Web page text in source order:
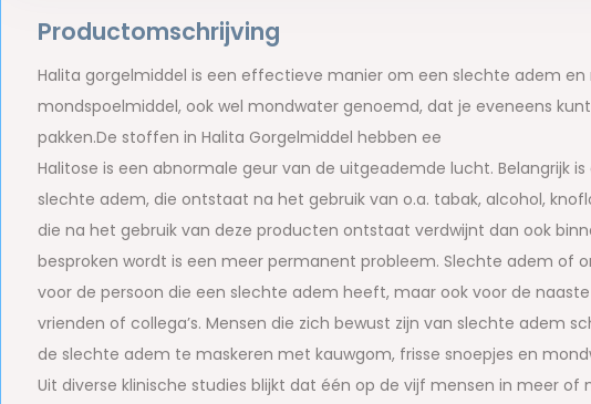
Productomschrijving
Halita gorgelmiddel is een effectieve manier om een slechte adem
mondspoelmiddel, ook wel mondwater genoemd, dat je eveneens
pakken.De stoffen in Halita Gorgelmiddel hebben ee
Halitose is een abnormale geur van de uitgeademde lucht. Belangrijk
slechte adem, die ontstaat na het gebruik van o.a. tabak, alcohol,
die na het gebruik van deze producten ontstaat verdwijnt dan ook
besproken wordt is een meer permanent probleem. Slechte adem of
voor de persoon die een slechte adem heeft, maar ook voor de
vrienden of collega’s. Mensen die zich bewust zijn van slechte adem
de slechte adem te maskeren met kauwgom, frisse snoepjes en
Uit diverse klinische studies blijkt dat één op de vijf mensen in meer